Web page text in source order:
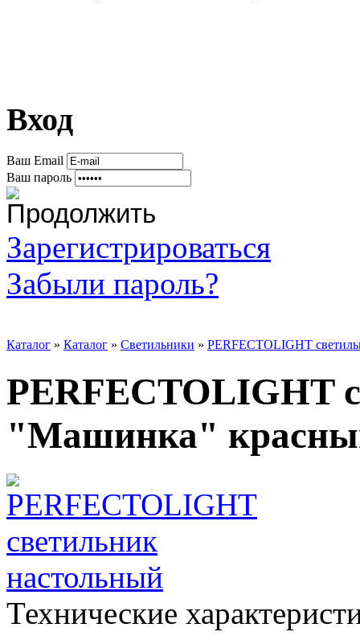
Вход
Ваш Email
Ваш пароль
Зарегистрироваться
Забыли пароль?
Каталог » Каталог » Светильники » PERFECTOLIGHT
PERFECTOLIGHT
"Машинка"
Технические